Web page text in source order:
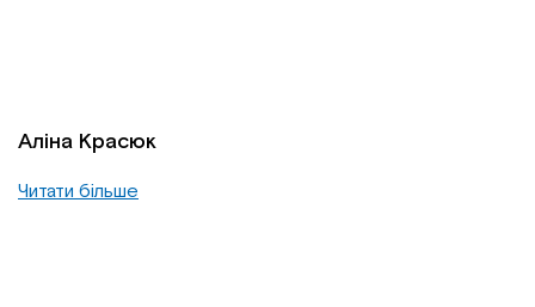
Аліна Красюк
Читати більше